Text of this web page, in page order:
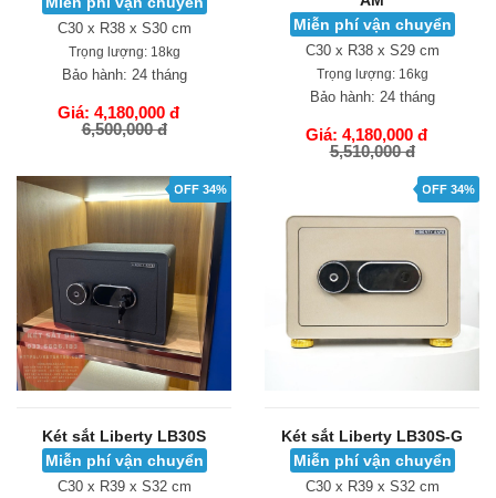
C30 x R38 x S30 cm
Trọng lượng:18kg
Bảo hành: 24 tháng
Giá: 4,180,000 đ
6,500,000 đ
Miễn phí vận chuyển
C30 x R38 x S29 cm
Trọng lượng:16kg
Bảo hành: 24 tháng
Giá: 4,180,000 đ
5,510,000 đ
GIỎ HÀNG
OFF 34%
Két sắt Liberty LB30S
Miễn phí vận chuyển
C30 x R39 x S32 cm
OFF 34%
Két sắt Liberty LB30S-G
Miễn phí vận chuyển
C30 x R39 x S32 cm